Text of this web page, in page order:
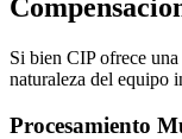
Si bien CIP ofrece
naturaleza del equipo
Procesamiento